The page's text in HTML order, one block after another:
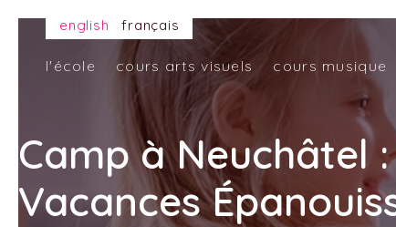
l'école cours arts visuels cours musique
english français
Camp à Neuchâtel
Vacances